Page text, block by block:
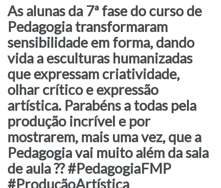
As alunas da 7ª fase do curso de
Pedagogia transformaram
sensibilidade em forma, dando
vida a esculturas humanizadas
que expressam criatividade,
olhar crítico e expressão
artística. Parabéns a todas pela
produção incrível e por
mostrarem, mais uma vez, que a
Pedagogia vai muito além da sala
de aula ?? #PedagogiaFMP
#ProduçãoArtística